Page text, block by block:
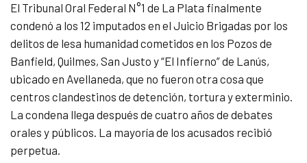
El Tribunal Oral Federal N°1 de La Plata finalmente
condenó a los 12 imputados en el Juicio Brigadas por los
delitos de lesa humanidad cometidos en los Pozos de
Banfield, Quilmes, San Justo y “El Infierno” de Lanús,
ubicado en Avellaneda, que no fueron otra cosa que
centros clandestinos de detención, tortura y exterminio.
La condena llega después de cuatro años de debates
orales y públicos. La mayoría de los acusados recibió
perpetua.